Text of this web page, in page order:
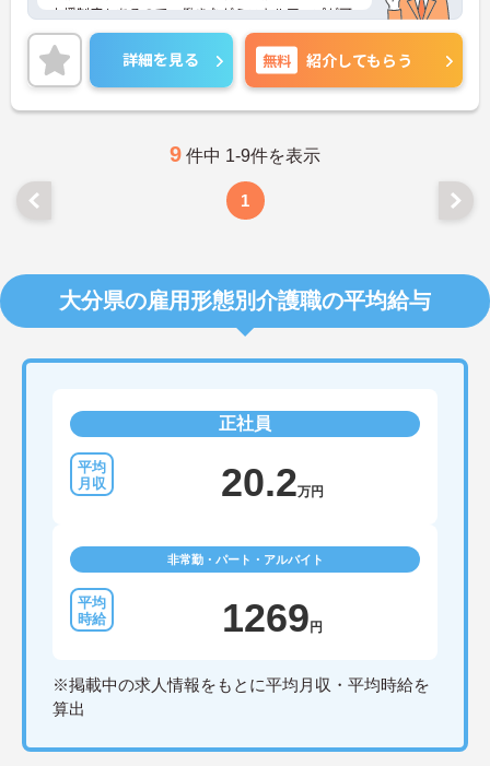
支援制度もあるので、働きながらスキルアップが可
能です！
また残業少なめなので、出勤日でもプライベートの
時間が確保でき、メリハリをつけた勤務が可能で
す！
ご興味がある方は是非一度マイナビまでお問い合わ
詳細を見る 無料 紹介してもらう
9 件中 1-9件を表示
1
大分県の雇用形態別介護職の平均給与
正社員
20.2万円
非常勤・パート・アルバイト
1269 円
※掲載中の求人情報をもとに平均月収・平均時給を
算出